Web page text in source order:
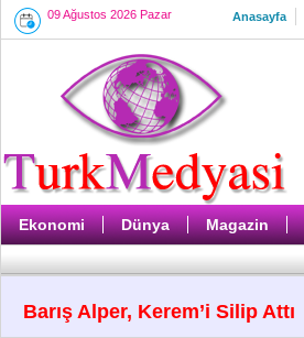
09 Ağustos 2026 Pazar Anasayfa
Ekonomi Dünya Magazin
Barış Alper, Kerem’i Silip Attı